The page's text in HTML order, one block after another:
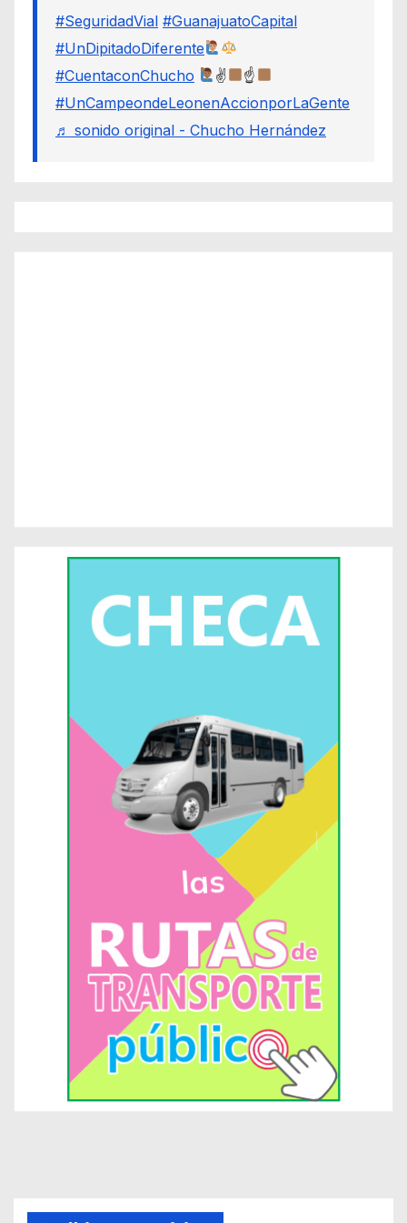
#SeguridadVial #GuanajuatoCapital
#UnDipitadoDiferente
#CuentaconChucho
✌
☝
#UnCampeondeLeonenAccionporLaGente
♬ sonido original - Chucho Hernández